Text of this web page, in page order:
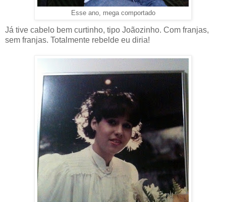
Esse ano, mega comportado
Já tive cabelo bem curtinho, tipo Joãozinho. Com franjas,
sem franjas. Totalmente rebelde eu diria!